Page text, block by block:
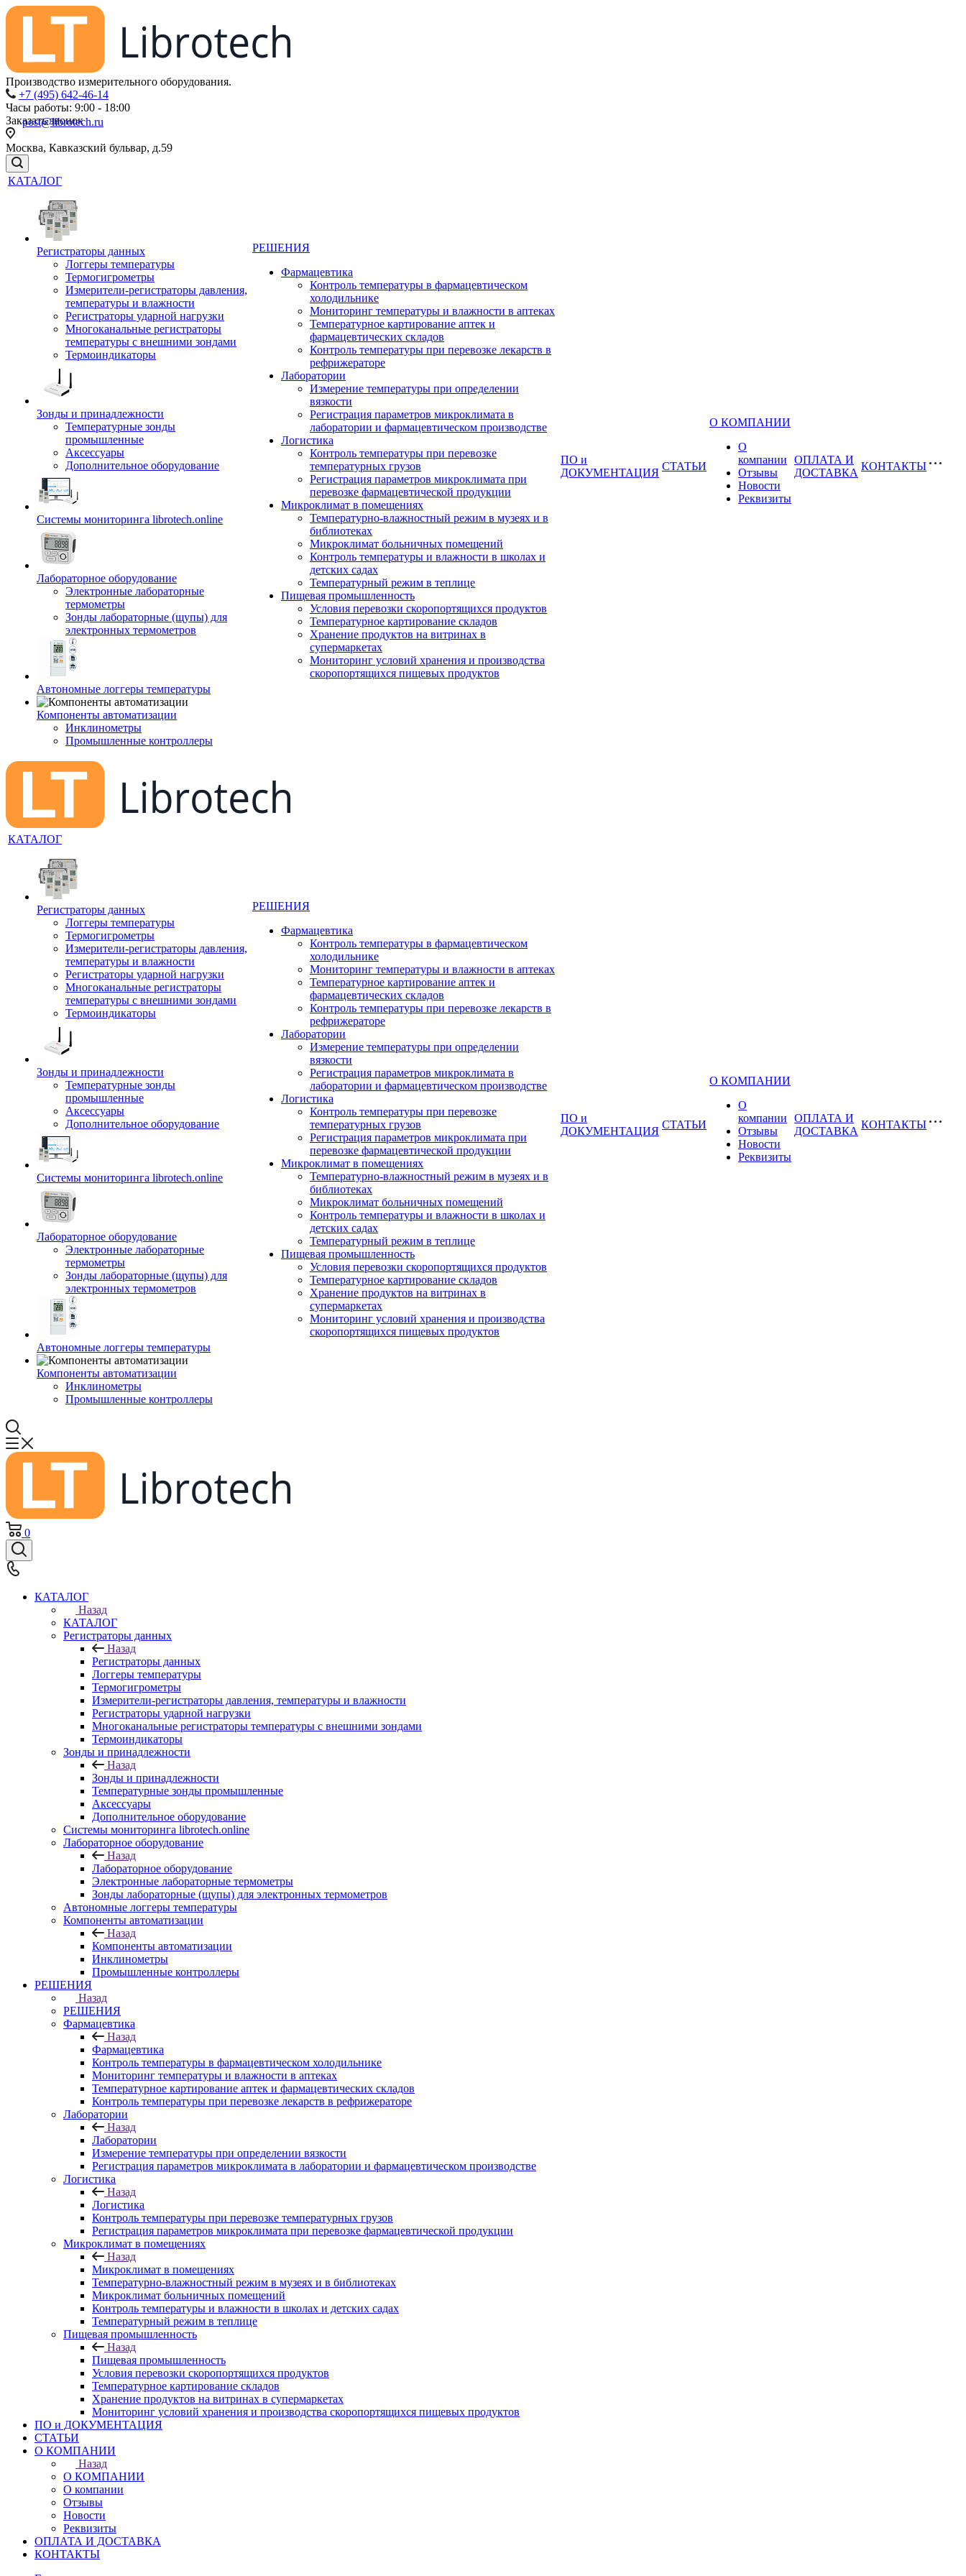
Производство измерительного оборудования.
+7 (495) 642-46-14
Часы работы: 9:00 - 18:00
post@librotech.ru
Заказать звонок
Москва, Кавказский бульвар, д.59
КАТАЛОГ
Регистраторы данных
Логгеры температуры
Термогигрометры
Измерители-регистраторы давления,
температуры и влажности
Регистраторы ударной нагрузки
Многоканальные регистраторы
температуры с внешними зондами
Термоиндикаторы
Зонды и принадлежности
Температурные зонды
промышленные
Аксессуары
Дополнительное оборудование
Системы мониторинга librotech.online
Лабораторное оборудование
Электронные лабораторные
термометры
Зонды лабораторные (щупы) для
электронных термометров
Автономные логгеры температуры
Компоненты автоматизации
Инклинометры
Промышленные контроллеры
РЕШЕНИЯ
Фармацевтика
Контроль температуры в фармацевтическом
холодильнике
Мониторинг температуры и влажности в аптеках
Температурное картирование аптек и
фармацевтических складов
Контроль температуры при перевозке лекарств в
рефрижераторе
Лаборатории
Измерение температуры при определении
вязкости
Регистрация параметров микроклимата в
лаборатории и фармацевтическом производстве
Логистика
Контроль температуры при перевозке
температурных грузов
Регистрация параметров микроклимата при
перевозке фармацевтической продукции
Микроклимат в помещениях
Температурно-влажностный режим в музеях и в
библиотеках
Микроклимат больничных помещений
Контроль температуры и влажности в школах и
детских садах
Температурный режим в теплице
Пищевая промышленность
Условия перевозки скоропортящихся продуктов
Температурное картирование складов
Хранение продуктов на витринах в
супермаркетах
Мониторинг условий хранения и производства
скоропортящихся пищевых продуктов
ПО и
ДОКУМЕНТАЦИЯ
СТАТЬИ
О КОМПАНИИ
О
компании
Отзывы
Новости
Реквизиты
ОПЛАТА И
ДОСТАВКА
КОНТАКТЫ
КАТАЛОГ
Регистраторы данных
Логгеры температуры
Термогигрометры
Измерители-регистраторы давления,
температуры и влажности
Регистраторы ударной нагрузки
Многоканальные регистраторы
температуры с внешними зондами
Термоиндикаторы
Зонды и принадлежности
Температурные зонды
промышленные
Аксессуары
Дополнительное оборудование
Системы мониторинга librotech.online
Лабораторное оборудование
Электронные лабораторные
термометры
Зонды лабораторные (щупы) для
электронных термометров
Автономные логгеры температуры
Компоненты автоматизации
Инклинометры
Промышленные контроллеры
РЕШЕНИЯ
Фармацевтика
Контроль температуры в фармацевтическом
холодильнике
Мониторинг температуры и влажности в аптеках
Температурное картирование аптек и
фармацевтических складов
Контроль температуры при перевозке лекарств в
рефрижераторе
Лаборатории
Измерение температуры при определении
вязкости
Регистрация параметров микроклимата в
лаборатории и фармацевтическом производстве
Логистика
Контроль температуры при перевозке
температурных грузов
Регистрация параметров микроклимата при
перевозке фармацевтической продукции
Микроклимат в помещениях
Температурно-влажностный режим в музеях и в
библиотеках
Микроклимат больничных помещений
Контроль температуры и влажности в школах и
детских садах
Температурный режим в теплице
Пищевая промышленность
Условия перевозки скоропортящихся продуктов
Температурное картирование складов
Хранение продуктов на витринах в
супермаркетах
Мониторинг условий хранения и производства
скоропортящихся пищевых продуктов
ПО и
ДОКУМЕНТАЦИЯ
СТАТЬИ
О КОМПАНИИ
О
компании
Отзывы
Новости
Реквизиты
ОПЛАТА И
ДОСТАВКА
КОНТАКТЫ
0
КАТАЛОГ
Назад
КАТАЛОГ
Регистраторы данных
Назад
Регистраторы данных
Логгеры температуры
Термогигрометры
Измерители-регистраторы давления, температуры и влажности
Регистраторы ударной нагрузки
Многоканальные регистраторы температуры с внешними зондами
Термоиндикаторы
Зонды и принадлежности
Назад
Зонды и принадлежности
Температурные зонды промышленные
Аксессуары
Дополнительное оборудование
Системы мониторинга librotech.online
Лабораторное оборудование
Назад
Лабораторное оборудование
Электронные лабораторные термометры
Зонды лабораторные (щупы) для электронных термометров
Автономные логгеры температуры
Компоненты автоматизации
Назад
Компоненты автоматизации
Инклинометры
Промышленные контроллеры
РЕШЕНИЯ
Назад
РЕШЕНИЯ
Фармацевтика
Назад
Фармацевтика
Контроль температуры в фармацевтическом холодильнике
Мониторинг температуры и влажности в аптеках
Температурное картирование аптек и фармацевтических складов
Контроль температуры при перевозке лекарств в рефрижераторе
Лаборатории
Назад
Лаборатории
Измерение температуры при определении вязкости
Регистрация параметров микроклимата в лаборатории и фармацевтическом производстве
Логистика
Назад
Логистика
Контроль температуры при перевозке температурных грузов
Регистрация параметров микроклимата при перевозке фармацевтической продукции
Микроклимат в помещениях
Назад
Микроклимат в помещениях
Температурно-влажностный режим в музеях и в библиотеках
Микроклимат больничных помещений
Контроль температуры и влажности в школах и детских садах
Температурный режим в теплице
Пищевая промышленность
Назад
Пищевая промышленность
Условия перевозки скоропортящихся продуктов
Температурное картирование складов
Хранение продуктов на витринах в супермаркетах
Мониторинг условий хранения и производства скоропортящихся пищевых продуктов
ПО и ДОКУМЕНТАЦИЯ
СТАТЬИ
О КОМПАНИИ
Назад
О КОМПАНИИ
О компании
Отзывы
Новости
Реквизиты
ОПЛАТА И ДОСТАВКА
КОНТАКТЫ